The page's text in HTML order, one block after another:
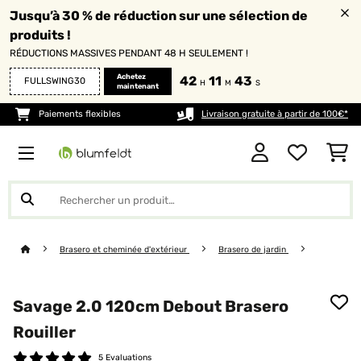
Jusqu’à 30 % de réduction sur une sélection de
produits !
RÉDUCTIONS MASSIVES PENDANT 48 H SEULEMENT !
FULLSWING30
Achetez
maintenant
42 H 11 M 42 S
Paiements flexibles Livraison gratuite à partir de 100€*
Brasero et cheminée d'extérieur Brasero de jardin
Savage 2.0 120cm Debout Brasero
Rouiller
5 Evaluations